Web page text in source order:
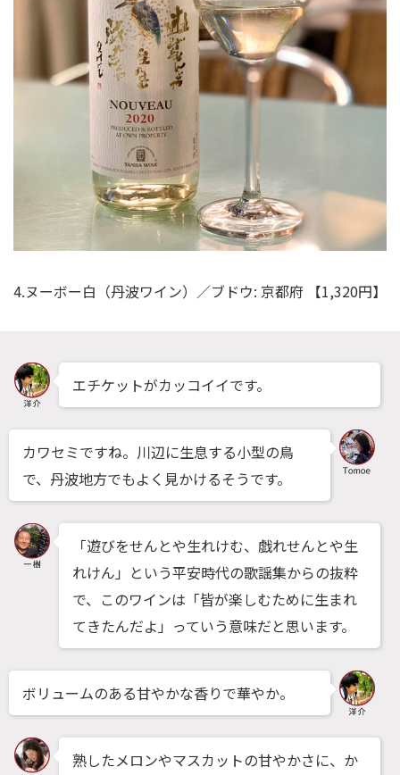
4.ヌーボー白（丹波ワイン）／ブドウ: 京都府 【1,320円】
エチケットがカッコイイです。
カワセミですね。川辺に生息する小型の鳥
で、丹波地方でもよく見かけるそうです。
「遊びをせんとや生れけむ、戯れせんとや生
れけん」という平安時代の歌謡集からの抜粋
で、このワインは「皆が楽しむために生まれ
てきたんだよ」っていう意味だと思います。
ボリュームのある甘やかな香りで華やか。
熟したメロンやマスカットの甘やかさに、か